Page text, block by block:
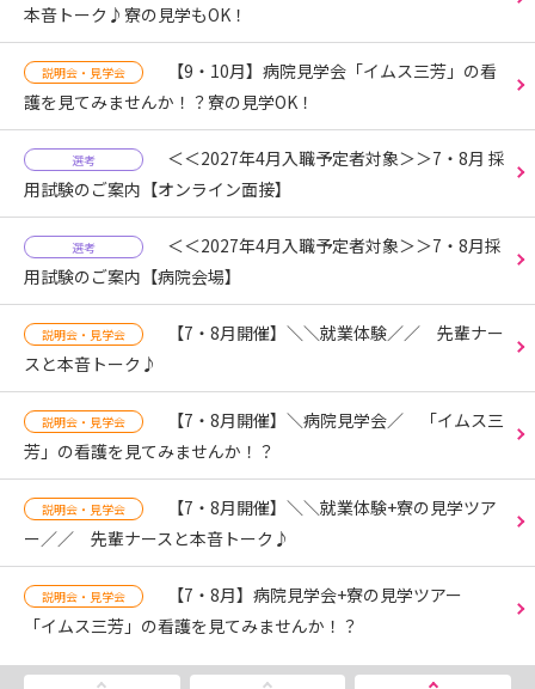
本音トーク♪寮の見学もOK！
説明会・見学会
【9・10月】病院見学会「イムス三芳」の看
護を見てみませんか！？寮の見学OK！
選考
＜＜2027年4月入職予定者対象＞＞7・8月 採
用試験のご案内【オンライン面接】
選考
＜＜2027年4月入職予定者対象＞＞7・8月採
用試験のご案内【病院会場】
説明会・見学会
【7・8月開催】＼＼就業体験／／ 先輩ナー
スと本音トーク♪
説明会・見学会
【7・8月開催】＼病院見学会／ 「イムス三
芳」の看護を見てみませんか！？
説明会・見学会
【7・8月開催】＼＼就業体験+寮の見学ツア
ー／／ 先輩ナースと本音トーク♪
説明会・見学会
【7・8月】病院見学会+寮の見学ツアー
「イムス三芳」の看護を見てみませんか！？